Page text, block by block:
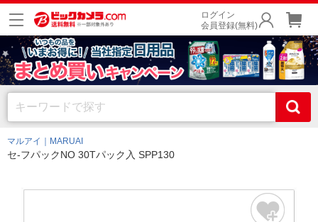
ログイン
会員登録(無料)
マルアイ｜MARUAI
セ-フパックNO 30Tパック入 SPP130